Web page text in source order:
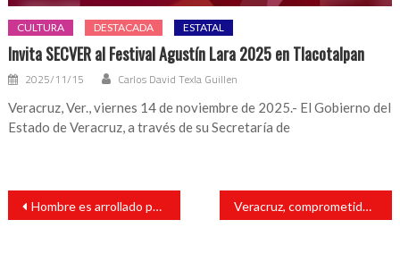
CULTURA DESTACADA ESTATAL
Invita SECVER al Festival Agustín Lara 2025 en Tlacotalpan
2025/11/15 Carlos David Texla Guillen
Veracruz, Ver., viernes 14 de noviembre de 2025.- El Gobierno del
Estado de Veracruz, a través de su Secretaría de
Navegación
entradas
Hombre es arrollado por el tren en Ciudad Alemán Veracruz, comprometido con la participación política de las mujeres: Gómez Cazarín